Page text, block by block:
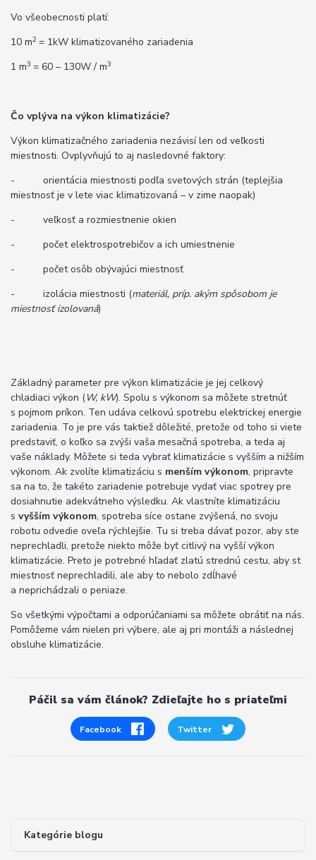
Kategórie blogu
Vo všeobecnosti platí:
10 m2 = 1kW klimatizovaného zariadenia
1 m3 = 60 – 130W / m3
Čo vplýva na výkon klimatizácie?
Výkon klimatizačného zariadenia nezávisí len od veľkosti
miestnosti. Ovplyvňujú to aj nasledovné faktory:
- orientácia miestnosti podľa svetových strán (teplejšia
miestnosť je v lete viac klimatizovaná – v zime naopak)
- veľkosť a rozmiestnenie okien
- počet elektrospotrebičov a ich umiestnenie
- počet osôb obývajúci miestnosť
- izolácia miestnosti (materiál, príp. akým spôsobom je
miestnosť izolovaná)
Základný parameter pre výkon klimatizácie je jej celkový
chladiaci výkon (W, kW). Spolu s výkonom sa môžete stretnúť
s pojmom príkon. Ten udáva celkovú spotrebu elektrickej energie
zariadenia. To je pre vás taktiež dôležité, pretože od toho si viete
predstaviť, o koľko sa zvýši vaša mesačná spotreba, a teda aj
vaše náklady. Môžete si teda vybrať klimatizácie s vyšším a nižším
výkonom. Ak zvolíte klimatizáciu s menším výkonom, pripravte
sa na to, že takéto zariadenie potrebuje vydať viac spotrey pre
dosiahnutie adekvátneho výsledku. Ak vlastníte klimatizáciu
s vyšším výkonom, spotreba síce ostane zvýšená, no svoju
robotu odvedie oveľa rýchlejšie. Tu si treba dávať pozor, aby ste
neprechladli, pretože niekto môže byť citlivý na vyšší výkon
klimatizácie. Preto je potrebné hľadať zlatú strednú cestu, aby st
miestnosť neprechladili, ale aby to nebolo zdĺhavé
a neprichádzali o peniaze.
So všetkými výpočtami a odporúčaniami sa môžete obrátiť na nás.
Pomôžeme vám nielen pri výbere, ale aj pri montáži a následnej
obsluhe klimatizácie.
Páčil sa vám článok? Zdieľajte ho s priateľmi
Facebook Twitter